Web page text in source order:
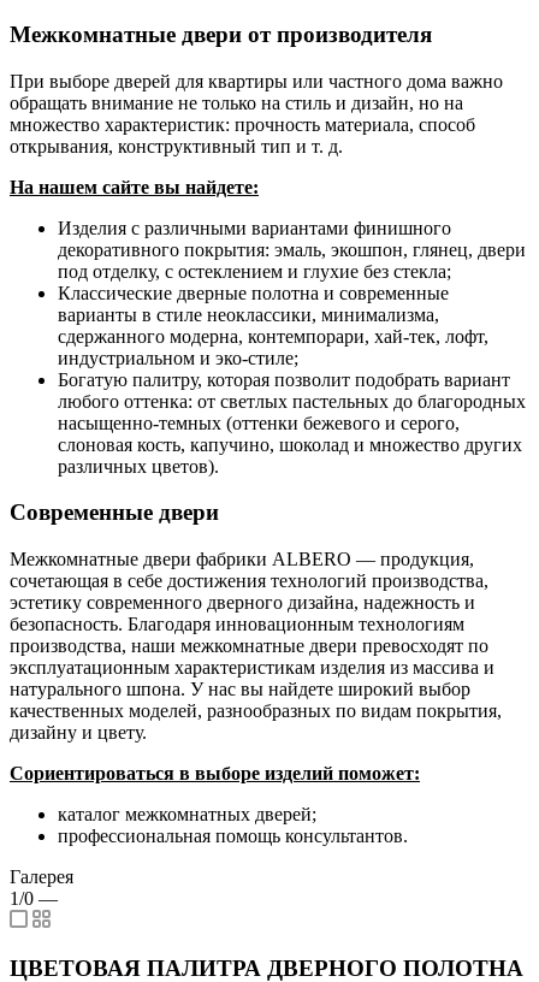
Межкомнатные двери от производителя
При выборе дверей для квартиры или частного дома важно
обращать внимание не только на стиль и дизайн, но на
множество характеристик: прочность материала, способ
открывания, конструктивный тип и т. д.
На нашем сайте вы найдете:
Изделия с различными вариантами финишного
декоративного покрытия: эмаль, экошпон, глянец, двери
под отделку, с остеклением и глухие без стекла;
Классические дверные полотна и современные
варианты в стиле неоклассики, минимализма,
сдержанного модерна, контемпорари, хай-тек, лофт,
индустриальном и эко-стиле;
Богатую палитру, которая позволит подобрать вариант
любого оттенка: от светлых пастельных до благородных
насыщенно-темных (оттенки бежевого и серого,
слоновая кость, капучино, шоколад и множество других
различных цветов).
Современные двери
Межкомнатные двери фабрики ALBERO — продукция,
сочетающая в себе достижения технологий производства,
эстетику современного дверного дизайна, надежность и
безопасность. Благодаря инновационным технологиям
производства, наши межкомнатные двери превосходят по
эксплуатационным характеристикам изделия из массива и
натурального шпона. У нас вы найдете широкий выбор
качественных моделей, разнообразных по видам покрытия,
дизайну и цвету.
Сориентироваться в выборе изделий поможет:
каталог межкомнатных дверей;
профессиональная помощь консультантов.
Галерея
1/0 —
ЦВЕТОВАЯ ПАЛИТРА ДВЕРНОГО ПОЛОТНА